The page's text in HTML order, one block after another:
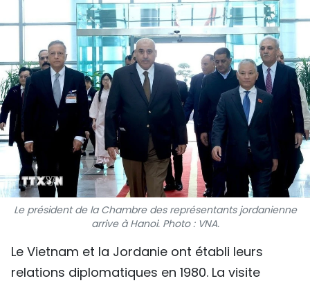
INTERNATIONAL
MÉGASTORIE
INFOGRAPHIE
PHOTO
VIDÉO
À PROPOS DU "PEUPLE"
ENGLISH
Le président de la Chambre des représentants jordanienne
arrive à Hanoi. Photo : VNA.
Le Vietnam et la Jordanie ont établi leurs
relations diplomatiques en 1980. La visite